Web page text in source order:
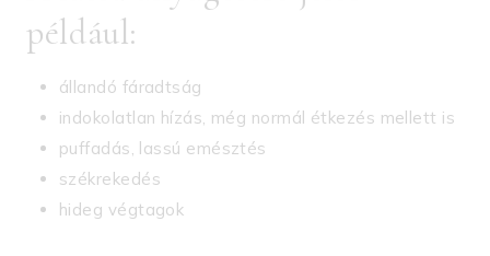
például:
állandó fáradtság
indokolatlan hízás, még normál étkezés mellett is
puffadás, lassú emésztés
székrekedés
hideg végtagok